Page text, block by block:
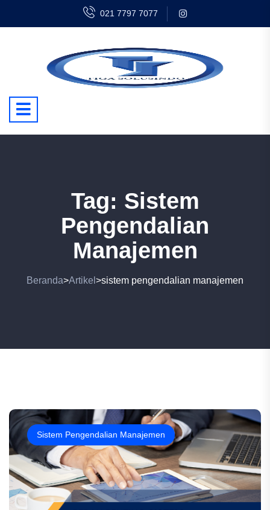
021 7797 7077
Tag: Sistem
Pengendalian
Manajemen
Beranda>Artikel >sistem pengendalian manajemen
Sistem Pengendalian Manajemen